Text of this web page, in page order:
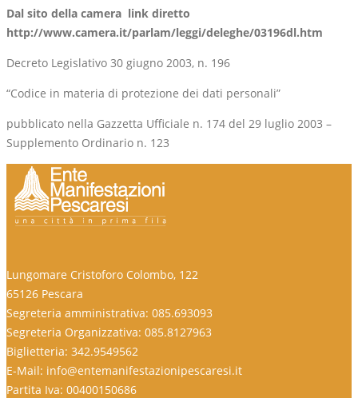
Dal sito della camera link diretto
http://www.camera.it/parlam/leggi/deleghe/03196dl.htm
Decreto Legislativo 30 giugno 2003, n. 196
“Codice in materia di protezione dei dati personali”
pubblicato nella Gazzetta Ufficiale n. 174 del 29 luglio 2003 –
Supplemento Ordinario n. 123
Lungomare Cristoforo Colombo, 122
65126 Pescara
Segreteria amministrativa: 085.693093
Segreteria Organizzativa: 085.8127963
Biglietteria: 342.9549562
E-Mail: info@entemanifestazionipescaresi.it
Partita Iva: 00400150686